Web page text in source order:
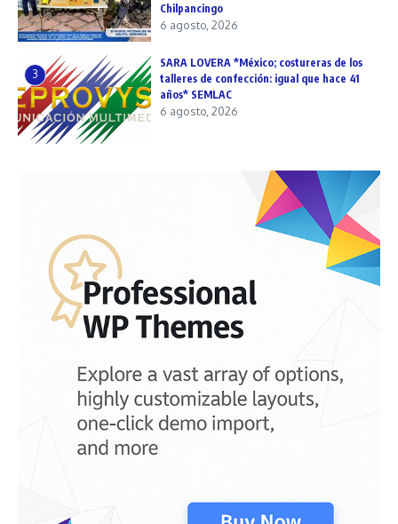
Chilpancingo
6 agosto, 2026
3
SARA LOVERA *México; costureras de los
talleres de confección: igual que hace 41
años* SEMLAC
6 agosto, 2026